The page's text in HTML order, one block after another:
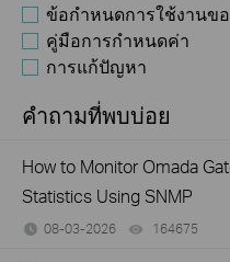
ข้อกำหนดการใช้งานข
คู่มือการกำหนดค่า
การแก้ปัญหา
คำถามที่พบบ่อย
How to Monitor Omada
Statistics Using SNMP
08-03-2026 164675